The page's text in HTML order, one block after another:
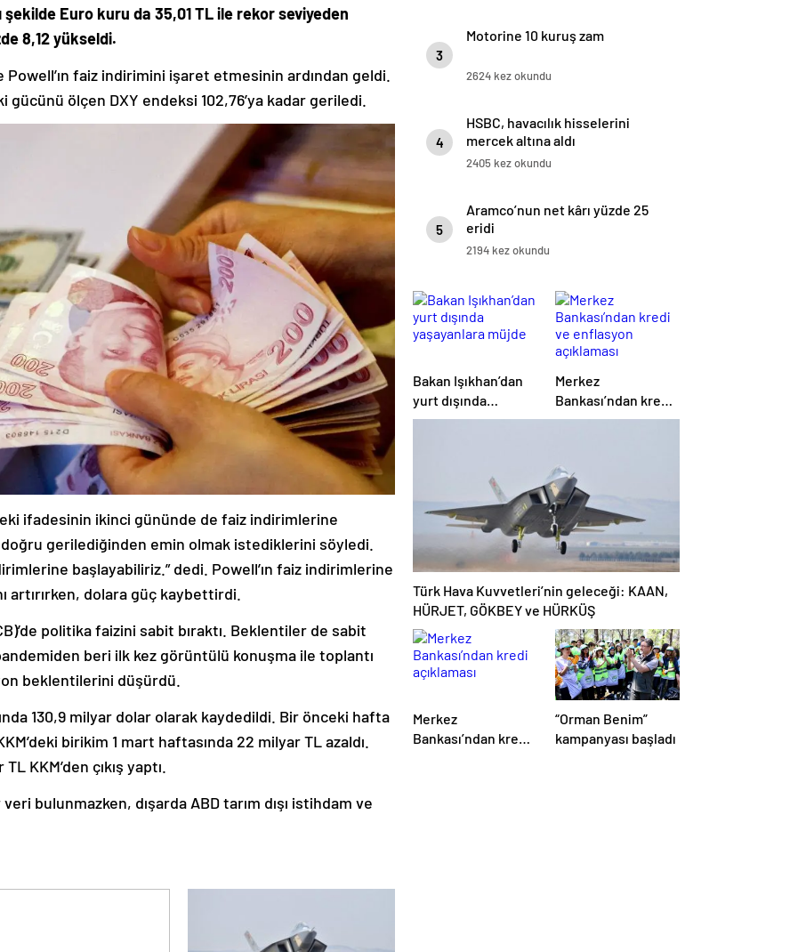
şekilde Euro kuru da 35,01 TL ile rekor seviyeden
8,12 yükseldi.
faiz indirimini işaret etmesinin ardından geldi.
gücünü ölçen DXY endeksi 102,76’ya kadar geriledi.
ifadesinin ikinci gününde de faiz indirimlerine
gerilediğinden emin olmak istediklerini söyledi.
başlayabiliriz.” dedi. Powell’ın faiz indirimlerine
artırırken, dolara güç kaybettirdi.
politika faizini sabit bıraktı. Beklentiler de sabit
beri ilk kez görüntülü konuşma ile toplantı
beklentilerini düşürdü.
130,9 milyar dolar olarak kaydedildi. Bir önceki hafta
birikim 1 mart haftasında 22 milyar TL azaldı.
KKM’den çıkış yaptı.
bulunmazken, dışarda ABD tarım dışı istihdam ve
3
Motorine 10 kuruş zam
2624 kez okundu
4
HSBC, havacılık hisselerini
mercek altına aldı
2405 kez okundu
5
Aramco’nun net kârı yüzde 25
eridi
2194 kez okundu
Bakan Işıkhan’dan
yurt dışında
yaşayanlara müjde
Merkez
Bankası’ndan kredi
ve enflasyon
Türk Hava Kuvvetleri’nin geleceği: KAAN,
HÜRJET, GÖKBEY ve HÜRKÜŞ
Merkez
Bankası’ndan kredi
“Orman Benim”
kampanyası başladı